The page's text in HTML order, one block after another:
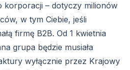
korporacji – dotyczy milionów
w tym Ciebie, jeśli
firmę B2B. Od 1 kwietnia
grupa będzie musiała
wyłącznie przez Krajowy